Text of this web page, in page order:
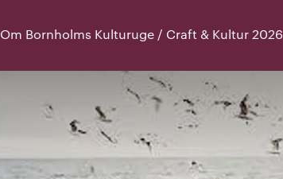
Om Bornholms Kulturuge / Craft & Kultur 2026